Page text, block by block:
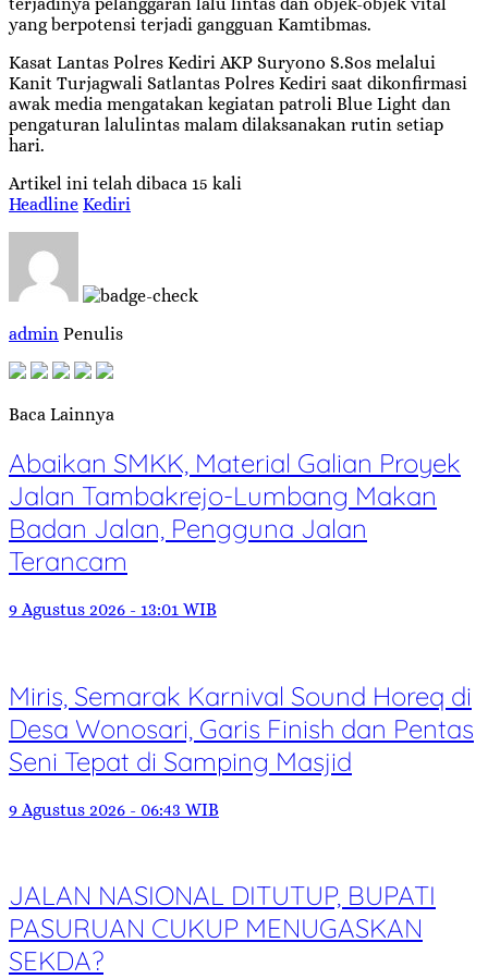
yang berpotensi terjadi gangguan Kamtibmas.
Kasat Lantas Polres Kediri AKP Suryono S.Sos melalui
Kanit Turjagwali Satlantas Polres Kediri saat dikonfirmasi
awak media mengatakan kegiatan patroli Blue Light dan
pengaturan lalulintas malam dilaksanakan rutin setiap
hari.
Artikel ini telah dibaca 15 kali
Headline Kediri
admin Penulis
Baca Lainnya
Abaikan SMKK, Material Galian Proyek
Jalan Tambakrejo-Lumbang Makan
Badan Jalan, Pengguna Jalan
Terancam
9 Agustus 2026 - 13:01 WIB
Miris, Semarak Karnival Sound Horeq di
Desa Wonosari, Garis Finish dan Pentas
Seni Tepat di Samping Masjid
9 Agustus 2026 - 06:43 WIB
JALAN NASIONAL DITUTUP, BUPATI
PASURUAN CUKUP MENUGASKAN
SEKDA?